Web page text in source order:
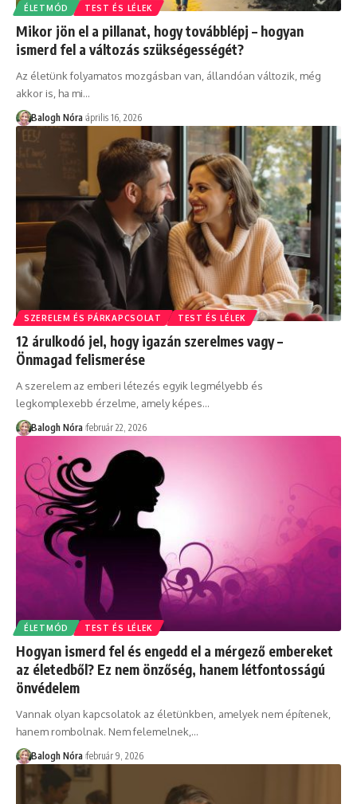
ÉLETMÓD TEST ÉS LÉLEK
Mikor jön el a pillanat, hogy továbblépj – hogyan
ismerd fel a változás szükségességét?
Az életünk folyamatos mozgásban van, állandóan változik, még
akkor is, ha mi…
Balogh Nóra április 16, 2026
SZERELEM ÉS PÁRKAPCSOLAT TEST ÉS LÉLEK
12 árulkodó jel, hogy igazán szerelmes vagy –
Önmagad felismerése
A szerelem az emberi létezés egyik legmélyebb és
legkomplexebb érzelme, amely képes…
Balogh Nóra február 22, 2026
ÉLETMÓD TEST ÉS LÉLEK
Hogyan ismerd fel és engedd el a mérgező embereket
az életedből? Ez nem önzőség, hanem létfontosságú
önvédelem
Vannak olyan kapcsolatok az életünkben, amelyek nem építenek,
hanem rombolnak. Nem felemelnek, …
Balogh Nóra február 9, 2026